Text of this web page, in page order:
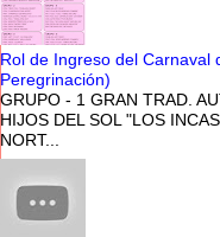
Rol de Ingreso del Carnaval
Peregrinación)
GRUPO - 1 GRAN TRAD.
HIJOS DEL SOL "LOS
NORT...